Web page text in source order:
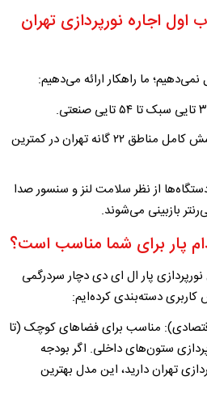
اول اجاره نورپردازی تهران
ما راهکار ارائه می‌دهیم:
پوشش کامل مناطق ۲۲ گانه تهران در کمترین
از نظر سلامت لنز و سنسور صدا
بازبینی می‌شوند.
پار برای شما مناسب است؟
نورپردازی پار ال ای دیدچار سردرگمی
دسته‌بندی کرده‌ایم:
مناسب برای فضاهای کوچک (تا
ستون‌های داخلی. اگر بودجه
تهراندارید، این مدل بهترین